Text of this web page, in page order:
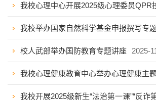
2025-11-25
我校心理中心开展2025级心理委员QPR
2025-11-20
我校举办国家自然科学基金申报撰写专
校人武部举办国防教育专题讲座 2025-
我校心理健康教育中心举办心理健康主
2025-10-30
我校开展2025级新生“法治第一课”“反诈